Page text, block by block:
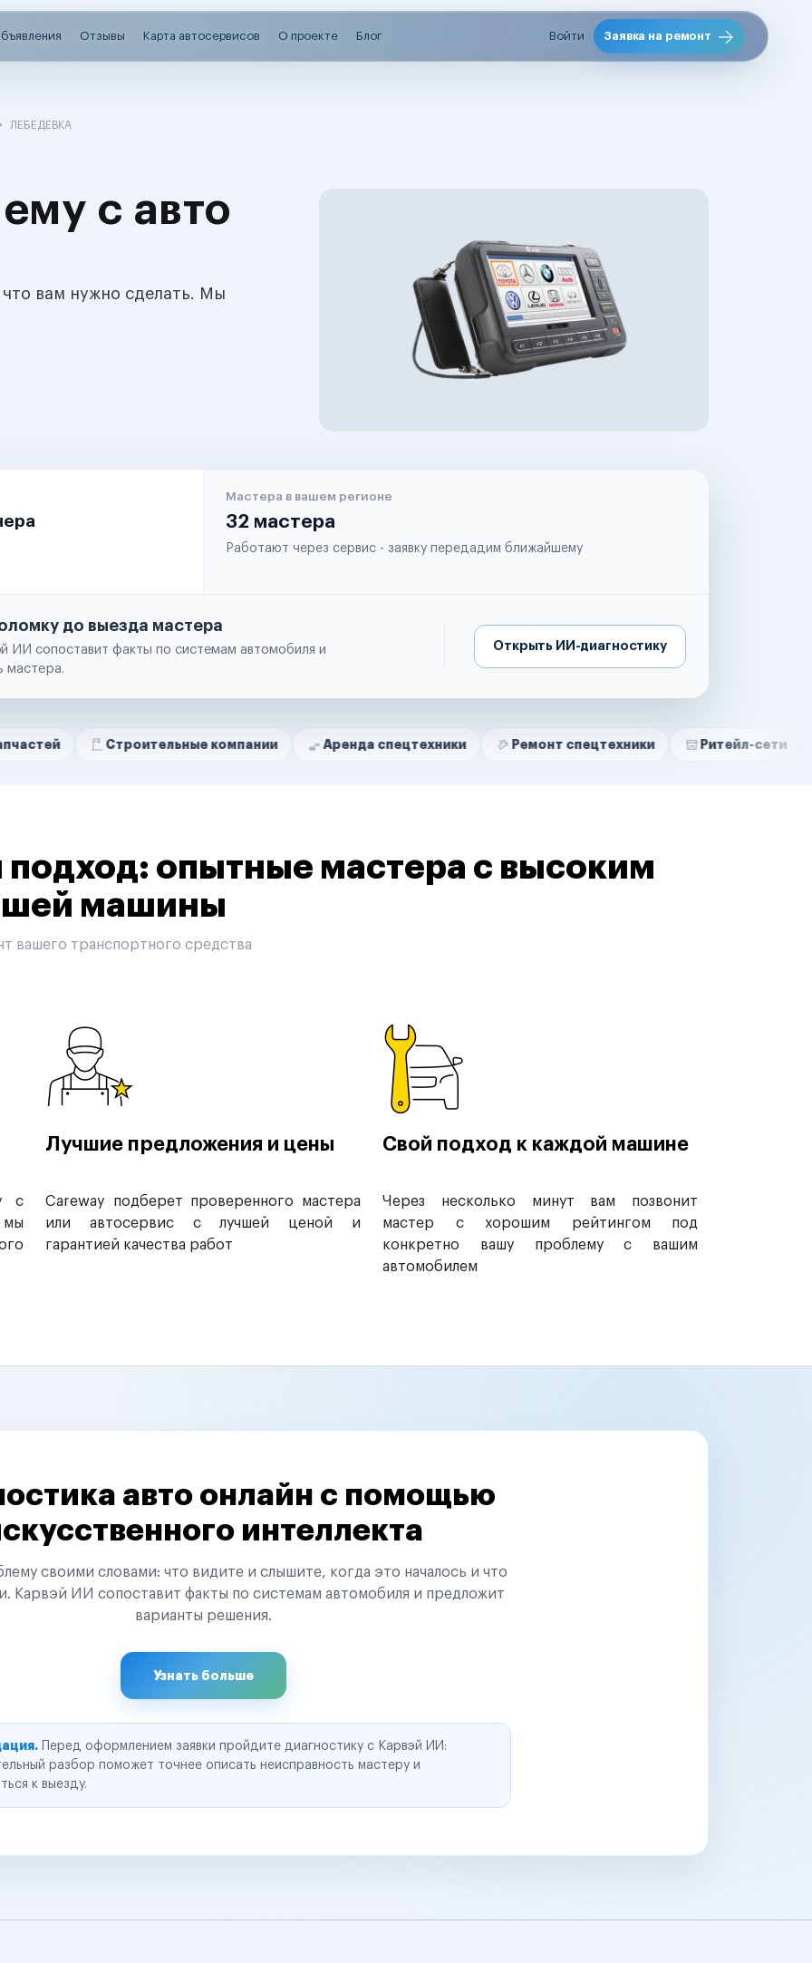
Отзывы Карта автосервисов О проекте Блог Войти Заявка на ремонт
ЛЕБЕДЕВКА
с авто
вам нужно сделать. Мы
Мастера в вашем регионе
32 мастера
Работают через сервис - заявку передадим ближайшему
до выезда мастера
ИИ сопоставит факты по системам автомобиля и
мастера.
Открыть ИИ-диагностику
Строительные компании Аренда спецтехники Ремонт спецтехники Ритейл-сети
опытные мастера с высоким
машины
вашего транспортного средства
с
мы
Лучшие предложения и цены
Careway подберет проверенного мастера
или автосервис с лучшей ценой и
гарантией качества работ
Свой подход к каждой машине
Через несколько минут вам позвонит
мастер с хорошим рейтингом под
конкретно вашу проблему с вашим
автомобилем
авто онлайн с помощью
интеллекта
своими словами: что видите и слышите, когда это началось и что
Карвэй ИИ сопоставит факты по системам автомобиля и предложит
варианты решения.
Узнать больше
Перед оформлением заявки пройдите диагностику с Карвэй ИИ:
разбор поможет точнее описать неисправность мастеру и
к выезду.